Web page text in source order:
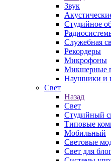
Звук
Студийное
Служебная
Рекордеры
Микрофоны
Микшерные
Наушники и
Свет
Назад
Свет
Студийный
Типовые
Мобильный
Световые
Свет для